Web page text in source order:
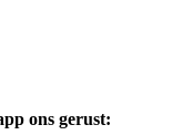
ons gerust: